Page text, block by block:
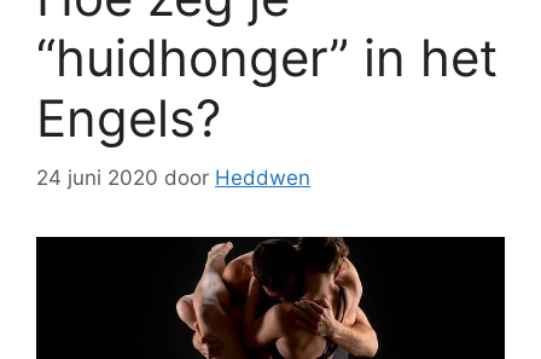
“huidhonger” in het
Engels?
24 juni 2020 door Heddwen